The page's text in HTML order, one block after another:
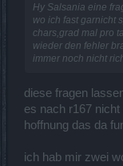
Hy Salsania eine
wo ich fast garnicht
chars,grad mal pro
wieder den fehler
immer noch nicht
diese fragen
es nach r167
hoffnung das da
ich hab mir zwei